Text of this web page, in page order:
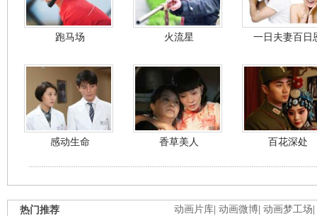
跑马场 火流星 一日夫妻百日
感动生命 香草美人 百花深处
动画片库 动画微博 动画梦工场
热门推荐